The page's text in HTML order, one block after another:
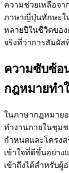
ความช่วยเหลือจ
ภาษาญี่ปุ่นทักษะใ
หลายปีในชีวิตขอ
จริงที่ว่าการสัมผัส
ความซับซ้อ
กฎหมายทำ
ในภาษากฎหมาย
ทำงานภายในชุม
กำหนดและโครงส
เข้าใจที่ดีขึ้นอย่า
เข้าถึงได้สำหรับผู้